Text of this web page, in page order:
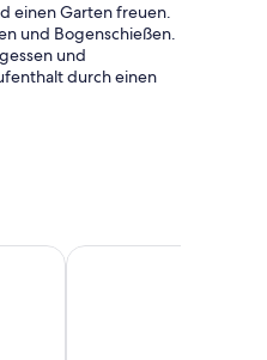
einen Garten freuen.
und Bogenschießen.
und
durch einen
Hotel Benaco